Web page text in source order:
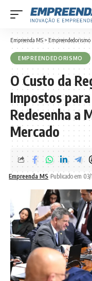
Empreenda MS>Empreendedorismo
EMPREENDEDORISMO
O Custo da
Impostos
Redesenha a
Mercado
Empreenda MS Publicado em 03/